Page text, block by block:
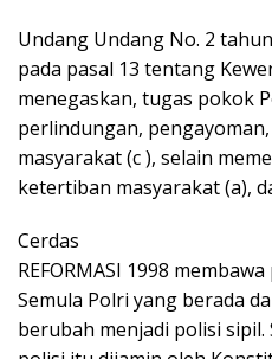
Undang Undang No. 2
pada pasal 13 tentang
menegaskan, tugas pokok
perlindungan,
masyarakat (c ), selain
ketertiban masyarakat (a),
Cerdas
REFORMASI 1998
Semula Polri yang berada
berubah menjadi polisi